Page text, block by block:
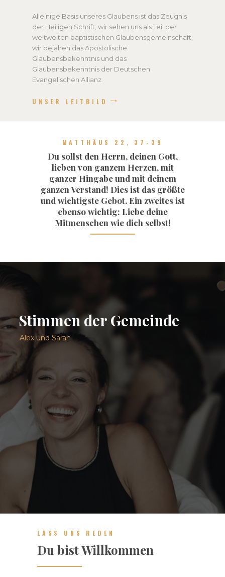
Alleinige Basis unseres Glaubens ist das Zeugnis
der Heiligen Schrift; wir sehen uns als Teil der
weltweiten baptistischen Glaubensgemeinschaft;
wir bejahen das Apostolische
Glaubensbekenntnis und das
Glaubensbekenntnis der Deutschen
Evangelischen Allianz.
UNSER LEITBILD
MATTHÄUS 22, 37-39
Du sollst den Herrn, deinen Gott,
lieben von ganzem Herzen, mit
ganzer Hingabe und mit deinem
ganzen Verstand! Dies ist das größte
und wichtigste Gebot. Ein zweites ist
ebenso wichtig: Liebe deine
Mitmenschen wie dich selbst!
Stimmen der Gemeinde
Alex und Sarah
Gemeinde ist für uns Heimat, eine
Oase der Ruhe, das Ladegerät für
den inneren Akku, Gemeinschaft
und viel Liebe...
LASS UNS REDEN
Du bist Willkommen